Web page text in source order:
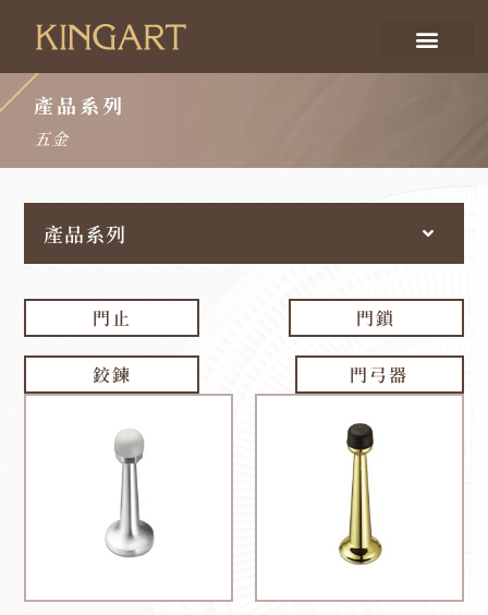
產品系列
五金
產品系列
門止 門鎖
鉸鍊 門弓器